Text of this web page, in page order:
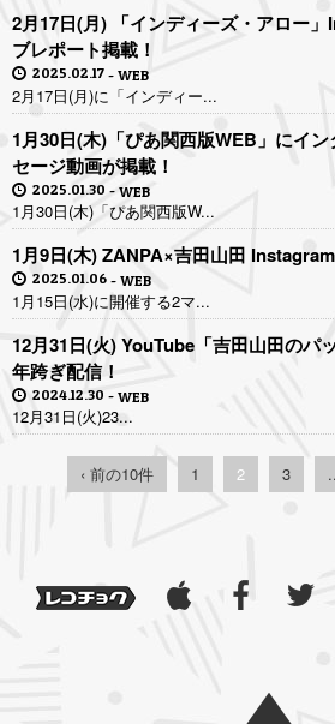
2月17日(月) 「インディーズ・アロー
ブレポート掲載！
2025.02.17 WEB
2月17日(月)に「インディー...
1月30日(木)「ぴあ関西版WEB」にイ
セージ動画が掲載！
2025.01.30 WEB
1月30日(木)「ぴあ関西版W...
1月9日(木) ZANPA×吉田山田
2025.01.06 WEB
1月15日(水)に開催する2マ...
12月31日(火) YouTube「吉田山田のパ
年跨ぎ配信！
2024.12.30 WEB
12月31日(火)23...
‹ 前の10件 1 2 3